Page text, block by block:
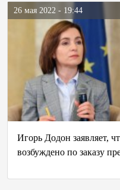
26 мая 2022 - 19:44
Игорь Додон заявляет,
возбуждено по заказу